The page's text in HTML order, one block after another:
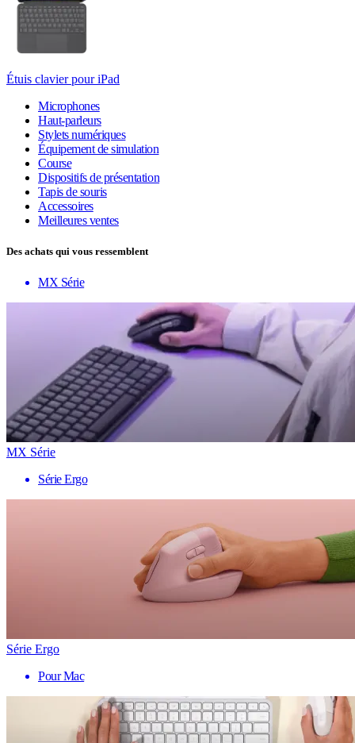
Étuis clavier pour iPad
Microphones
Haut-parleurs
Stylets numériques
Équipement de simulation
Course
Dispositifs de présentation
Tapis de souris
Accessoires
Meilleures ventes
Des achats qui vous ressemblent
MX Série
MX Série
Série Ergo
Série Ergo
Pour Mac